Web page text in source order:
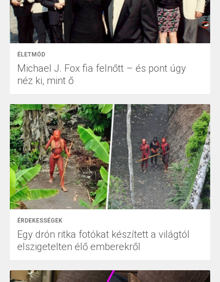
ÉLETMÓD
Michael J. Fox fia felnőtt – és pont úgy
néz ki, mint ő
ÉRDEKESSÉGEK
Egy drón ritka fotókat készített a világtól
elszigetelten élő emberekről